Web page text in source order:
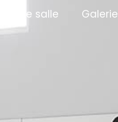
de salle Galerie